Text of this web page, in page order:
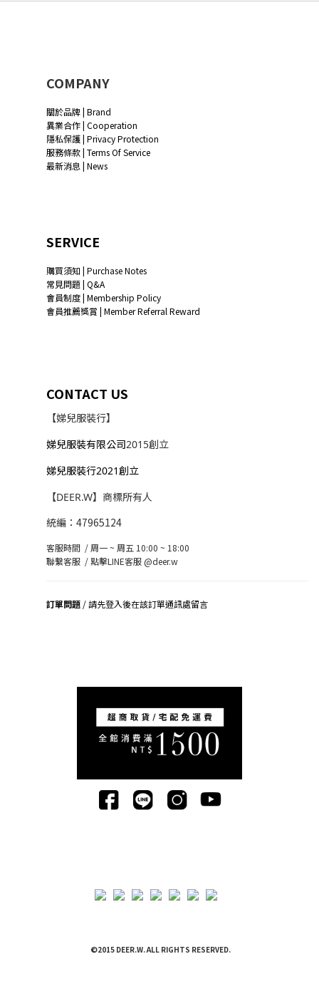
COMPANY
關於品牌 | Brand
異業合作 | Cooperation
隱私保護 | Privacy Protection
服務條款 | Terms Of Service
最新消息 | News
SERVICE
購買須知 | Purchase Notes
常見問題 | Q&A
會員制度 | Membership Policy
會員推薦獎賞 | Member Referral Reward
CONTACT US
【娣兒服裝行】
娣兒服裝有限公司2015創立
娣兒服裝行2021創立
【DEER.W】商標所有人
統編：47965124
客服時間 / 周一 ~ 周五 10:00 ~ 18:00
聯繫客服 /點擊LINE客服 @deer.w
訂單問題 / 請先登入後在該訂單通訊處留言
©2015 DEER.W. ALL RIGHTS RESERVED.